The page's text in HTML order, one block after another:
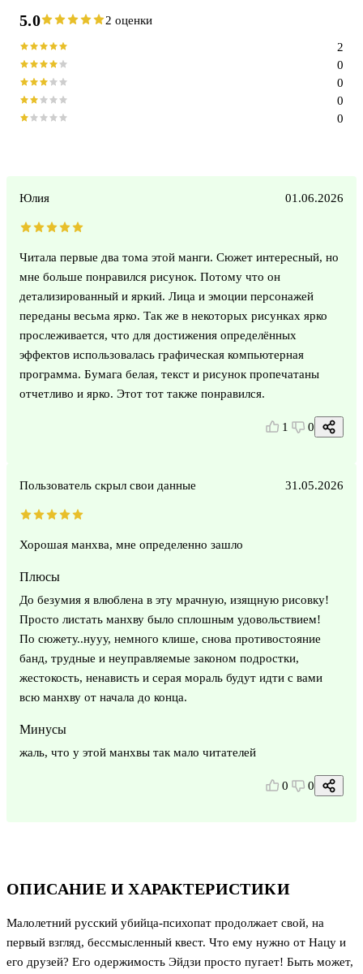
ОПИСАНИЕ И ХАРАКТЕРИСТИКИ
Малолетний русский убийца-психопат продолжает свой, на
первый взгляд, бессмысленный квест. Что ему нужно от Нацу и
его друзей? Его одержимость Эйдзи просто пугает! Быть может,
5.0 2 оценки
0
0
0
0
2
Юлия 01.06.2026
Читала первые два тома этой манги. Сюжет интересный, но
мне больше понравился рисунок. Потому что он
детализированный и яркий. Лица и эмоции персонажей
переданы весьма ярко. Так же в некоторых рисунках ярко
прослеживается, что для достижения определённых
эффектов использовалась графическая компьютерная
программа. Бумага белая, текст и рисунок пропечатаны
отчетливо и ярко. Этот тот также понравился.
1 0
Пользователь скрыл свои данные 31.05.2026
Хорошая манхва, мне определенно зашло
Плюсы
До безумия я влюблена в эту мрачную, изящную рисовку!
Просто листать манхву было сплошным удовольствием!
По сюжету..нууу, немного клише, снова противостояние
банд, трудные и неуправляемые законом подростки,
жестокость, ненависть и серая мораль будут идти с вами
всю манхву от начала до конца.
Минусы
жаль, что у этой манхвы так мало читателей
0 0